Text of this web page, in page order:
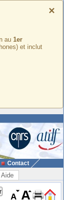
×
au 1er
et inclut
Contact
Aide